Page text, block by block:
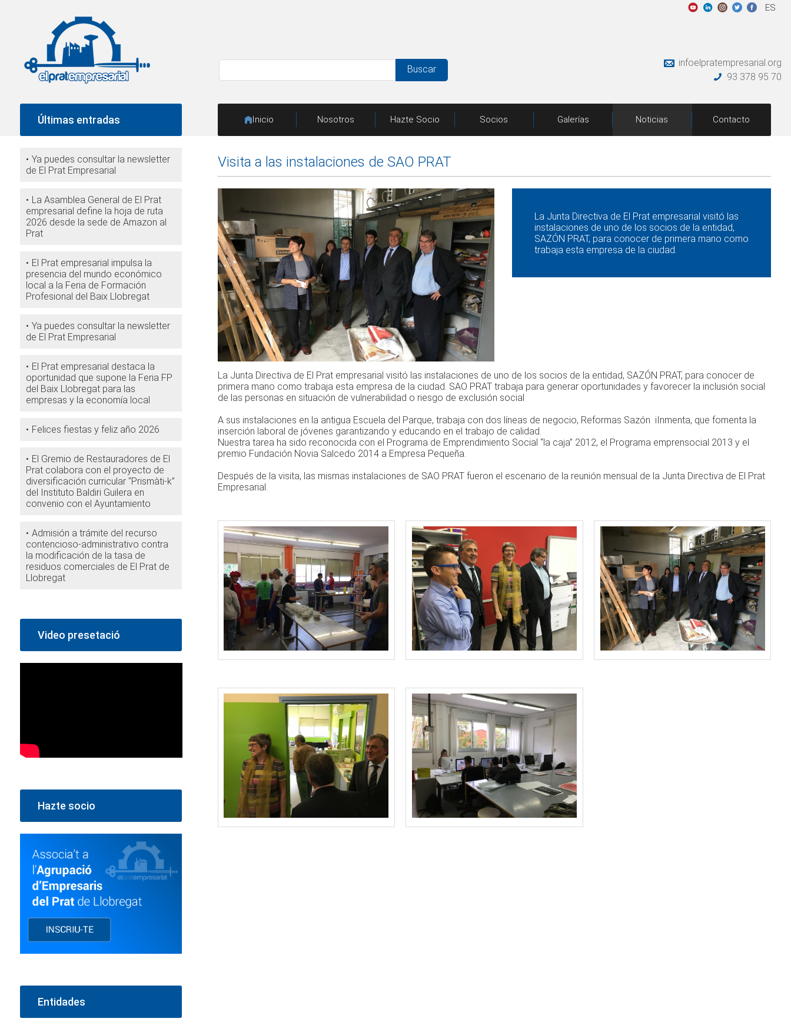
ES
Buscar
infoelpratempresarial.org
93 378 95 70
Últimas entradas
Ya puedes consultar la newsletter
de El Prat Empresarial
La Asamblea General de El Prat
empresarial define la hoja de ruta
2026 desde la sede de Amazon al
Prat
El Prat empresarial impulsa la
presencia del mundo económico
local a la Feria de Formación
Profesional del Baix Llobregat
Ya puedes consultar la newsletter
de El Prat Empresarial
El Prat empresarial destaca la
oportunidad que supone la Feria FP
del Baix Llobregat para las
empresas y la economía local
Felices fiestas y feliz año 2026
El Gremio de Restauradores de El
Prat colabora con el proyecto de
diversificación curricular “Prismàti-k”
del Instituto Baldiri Guilera en
convenio con el Ayuntamiento
Admisión a trámite del recurso
contencioso-administrativo contra
la modificación de la tasa de
residuos comerciales de El Prat de
Llobregat
Video presetació
Hazte socio
Entidades
Inicio Nosotros Hazte Socio Socios Galerías Noticias Contacto
Visita a las instalaciones de SAO PRAT
La Junta Directiva de El Prat empresarial visitó las
instalaciones de uno de los socios de la entidad,
SAZÓN PRAT, para conocer de primera mano como
trabaja esta empresa de la ciudad.
La Junta Directiva de El Prat empresarial visitó las instalaciones de uno de los socios de la entidad, SAZÓN PRAT, para conocer de
primera mano como trabaja esta empresa de la ciudad. SAO PRAT trabaja para generar oportunidades y favorecer la inclusión social
de las personas en situación de vulnerabilidad o riesgo de exclusión social
A sus instalaciones en la antigua Escuela del Parque, trabaja con dos líneas de negocio, Reformas Sazón iInmenta, que fomenta la
inserción laboral de jóvenes garantizando y educando en el trabajo de calidad.
Nuestra tarea ha sido reconocida con el Programa de Emprendimiento Social “la caja” 2012, el Programa emprensocial 2013 y el
premio Fundación Novia Salcedo 2014 a Empresa Pequeña.
Después de la visita, las mismas instalaciones de SAO PRAT fueron el escenario de la reunión mensual de la Junta Directiva de El Prat
Empresarial.